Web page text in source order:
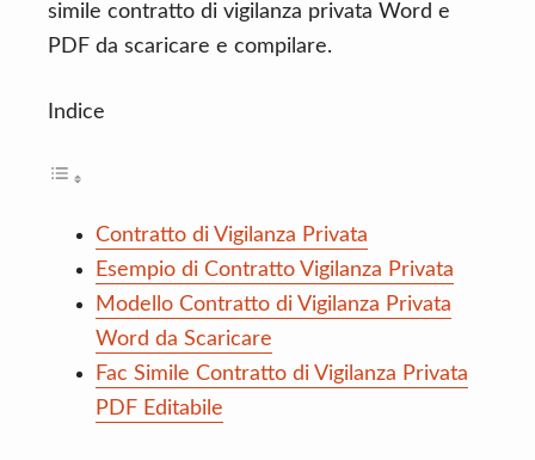
simile contratto di vigilanza privata Word e
PDF da scaricare e compilare.
Indice
Contratto di Vigilanza Privata
Esempio di Contratto Vigilanza Privata
Modello Contratto di Vigilanza Privata
Word da Scaricare
Fac Simile Contratto di Vigilanza Privata
PDF Editabile